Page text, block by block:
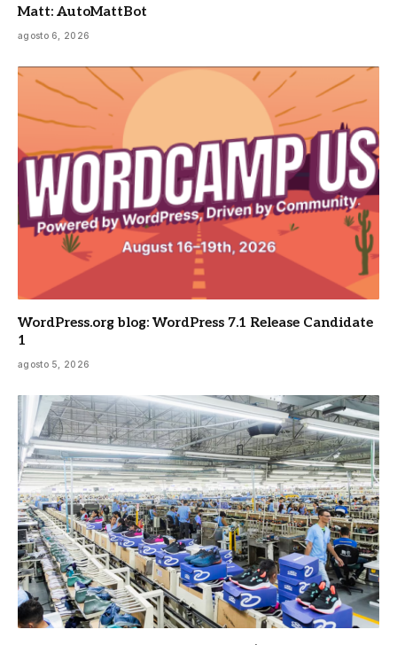
Matt: AutoMattBot
agosto 6, 2026
WordPress.org blog: WordPress 7.1 Release Candidate
1
agosto 5, 2026